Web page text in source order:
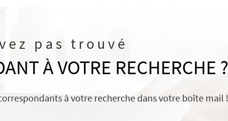
pas trouvé
À VOTRE RECHERCHE ?
à votre recherche dans votre boîte mail !